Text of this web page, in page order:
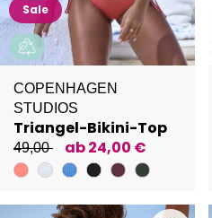
Sale
COPENHAGEN
STUDIOS
Triangel-Bikini-Top
49,00 ab 24,00 €